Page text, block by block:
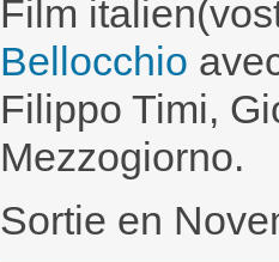
Film
Bellocchio
Filippo Timi,
Mezzogiorno.
Sortie en